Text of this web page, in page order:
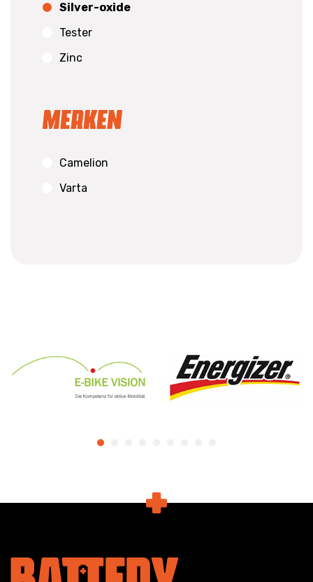
Silver-oxide
Tester
Zinc
Merken
Camelion
Varta